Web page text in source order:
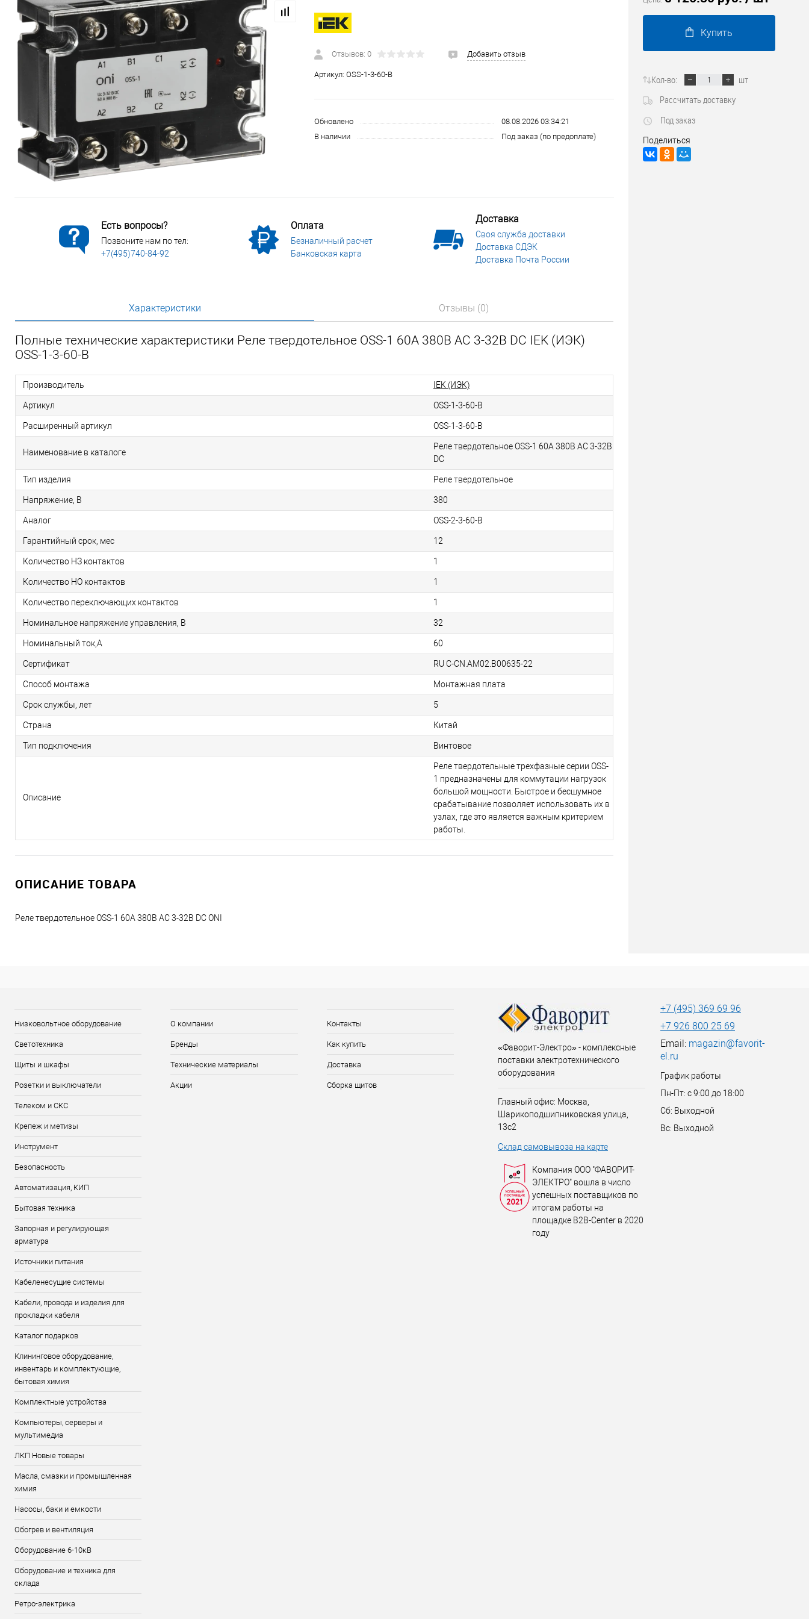
Сопутствующие товары Спецодежда и СИЗ
Электромонтажные изделия
Отзывов: 0 Добавить отзыв
Артикул: OSS-1-3-60-B
Обновлено
08.08.2026 03:34:21
В наличии
Под заказ (по предоплате)
Есть вопросы?
Позвоните нам по тел:
+7(495)740-84-92
Оплата
Безналичный расчет
Банковская карта
Доставка
Своя служба доставки
Доставка СДЭК
Доставка Почта России
Характеристики Отзывы (0)
Полные технические характеристики Реле твердотельное OSS-1 60А 380В AC 3-32В DC IEK (ИЭК)
OSS-1-3-60-B
Производитель IEK (ИЭК)
Артикул OSS-1-3-60-B
Расширенный артикул OSS-1-3-60-B
Наименование в каталоге
Реле твердотельное OSS-1 60А 380В AC 3-32В
DC
Тип изделия Реле твердотельное
Напряжение, В 380
Аналог OSS-2-3-60-B
Гарантийный срок, мес 12
Количество НЗ контактов 1
Количество НО контактов 1
Количество переключающих контактов 1
Номинальное напряжение управления, В 32
Номинальный ток,А 60
Сертификат RU C-CN.АМ02.B00635-22
Способ монтажа Монтажная плата
Срок службы, лет 5
Страна Китай
Тип подключения Винтовое
Описание
Реле твердотельные трехфазные серии OSS-
1 предназначены для коммутации нагрузок
большой мощности. Быстрое и бесшумное
срабатывание позволяет использовать их в
узлах, где это является важным критерием
работы.
ОПИСАНИЕ ТОВАРА
Реле твердотельное OSS-1 60А 380В AC 3-32В DC ONI
Купить
Кол-во:
шт
Рассчитать доставку
Под заказ
Поделиться
Низковольтное оборудование
Светотехника
Щиты и шкафы
Розетки и выключатели
Телеком и СКС
Крепеж и метизы
Инструмент
Безопасность
Автоматизация, КИП
Бытовая техника
Запорная и регулирующая
арматура
Источники питания
Кабеленесущие системы
Кабели, провода и изделия для
прокладки кабеля
Каталог подарков
Клининговое оборудование,
инвентарь и комплектующие,
бытовая химия
Комплектные устройства
Компьютеры, серверы и
мультимедиа
ЛКП Новые товары
Масла, смазки и промышленная
химия
Насосы, баки и емкости
Обогрев и вентиляция
Оборудование 6-10кВ
Оборудование и техника для
склада
Ретро-электрика
О компании
Бренды
Технические материалы
Акции
Контакты
Как купить
Доставка
Сборка щитов
«Фаворит-Электро» - комплексные
поставки электротехнического
оборудования
Главный офис: Москва,
Шарикоподшипниковская улица,
13с2
Склад самовывоза на карте
Компания ООО "ФАВОРИТ-
ЭЛЕКТРО" вошла в число
успешных поставщиков по
итогам работы на
площадке B2B-Center в 2020
году
+7 (495) 369 69 96
+7 926 800 25 69
Email: magazin@favorit-
el.ru
График работы
Пн-Пт: с 9:00 до 18:00
Сб: Выходной
Вс: Выходной